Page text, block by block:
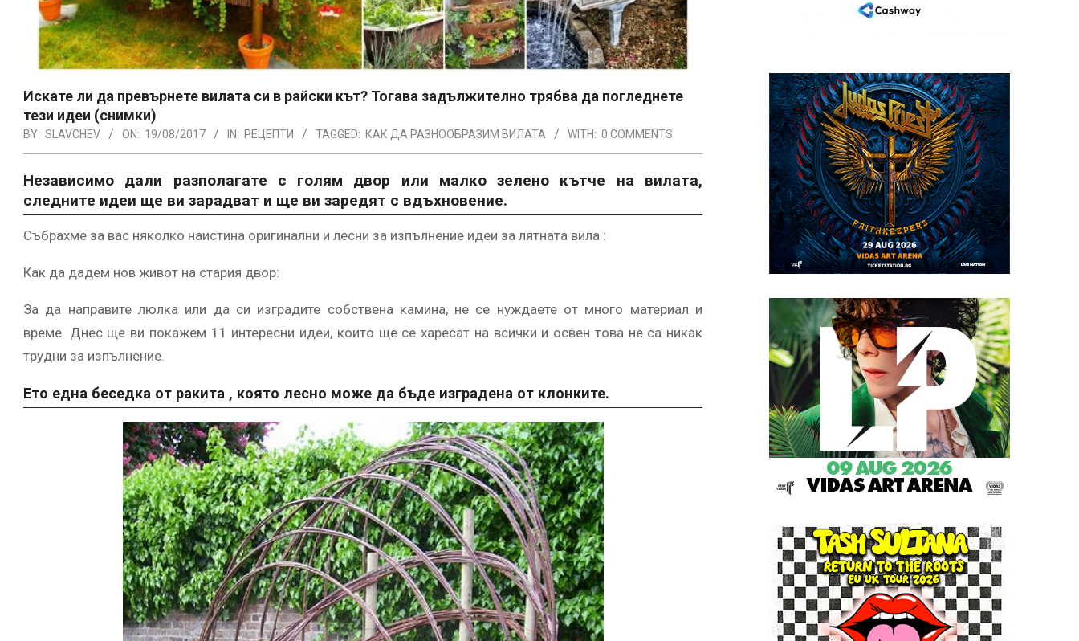
Искате ли да превърнете вилата си в райски кът? Тогава задължително трябва да погледнете
тези идеи (снимки)
BY: SLAVCHEV ON: 19/08/2017 IN: РЕЦЕПТИ TAGGED: КАК ДА РАЗНООБРАЗИМ ВИЛАТА WITH: 0 COMMENTS
Независимо дали разполагате с голям двор или малко зелено кътче на вилата,
следните идеи ще ви зарадват и ще ви заредят с вдъхновение.
Събрахме за вас няколко наистина оригинални и лесни за изпълнение идеи за лятната вила :
Как да дадем нов живот на стария двор:
За да направите люлка или да си изградите собствена камина, не се нуждаете от много материал и
време. Днес ще ви покажем 11 интересни идеи, които ще се харесат на всички и освен това не са никак
трудни за изпълнение.
Ето една беседка от ракита , която лесно може да бъде изградена от клонките.